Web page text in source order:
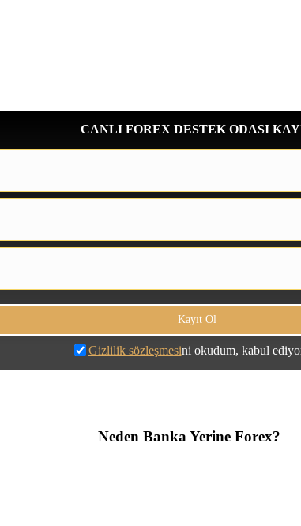
CANLI FOREX DESTEK ODASI
Gizlilik sözleşmesini okudum, kabul
Neden Banka Yerine Forex?